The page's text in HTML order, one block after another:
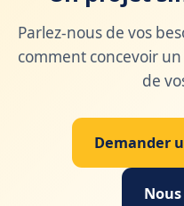
Parlez-nous de vos
comment concevoir
de
Demander